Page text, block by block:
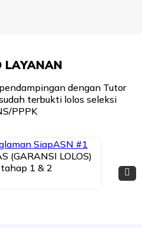
LAYANAN
dengan Tutor
terbukti lolos seleksi
PPPK
(GARANSI LOLOS)
1 & 2